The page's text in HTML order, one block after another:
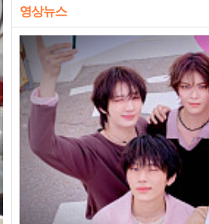
영상뉴스